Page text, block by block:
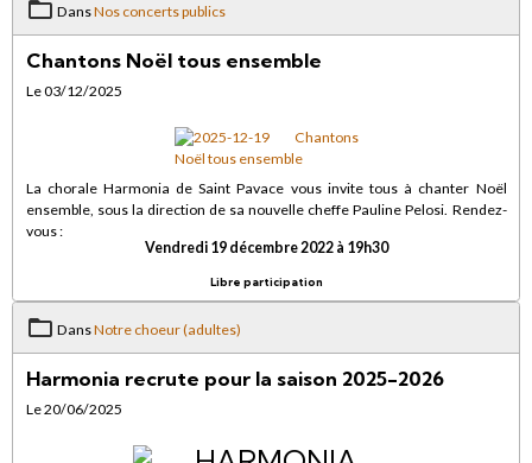
DansNos concerts publics
Chantons Noël tous ensemble
Le 03/12/2025
La chorale Harmonia de Saint Pavace vous invite tous à chanter Noël
ensemble, sous la direction de sa nouvelle cheffe Pauline Pelosi. Rendez-
vous :
Vendredi 19 décembre 2022 à 19h30
Libre participation
DansNotre choeur (adultes)
Harmonia recrute pour la saison 2025-2026
Le 20/06/2025